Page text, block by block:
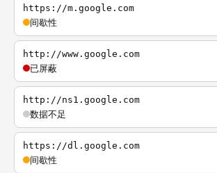
https://m.google.com
间歇性
http://www.google.com
已屏蔽
http://ns1.google.com
数据不足
https://dl.google.com
间歇性